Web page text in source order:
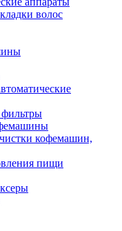
волос
кофемашин,
пищи